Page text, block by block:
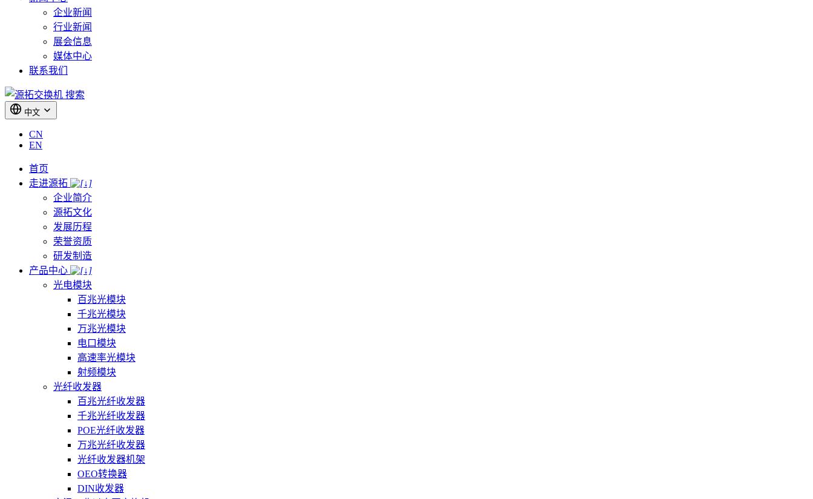
企业新闻
行业新闻
展会信息
媒体中心
联系我们
搜索
中文
CN
EN
首页
走进源拓
企业简介
源拓文化
发展历程
荣誉资质
研发制造
产品中心
光电模块
百兆光模块
千兆光模块
万兆光模块
电口模块
高速率光模块
射频模块
光纤收发器
百兆光纤收发器
千兆光纤收发器
POE光纤收发器
万兆光纤收发器
光纤收发器机架
OEO转换器
DIN收发器